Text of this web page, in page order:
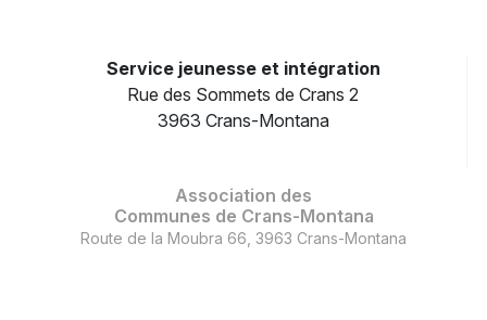
Service jeunesse et intégration
Rue des Sommets de Crans 2
3963 Crans-Montana
Association des
Communes de Crans-Montana
Route de la Moubra 66, 3963 Crans-Montana